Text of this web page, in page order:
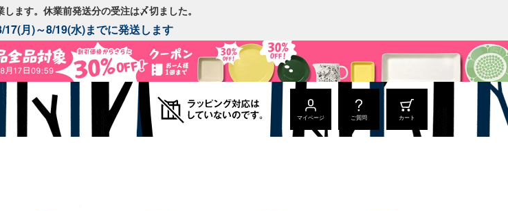
ます。休業前発送分の受注は〆切ました。
17(月)～8/19(水)までに発送します
マイページ ご質問 カート